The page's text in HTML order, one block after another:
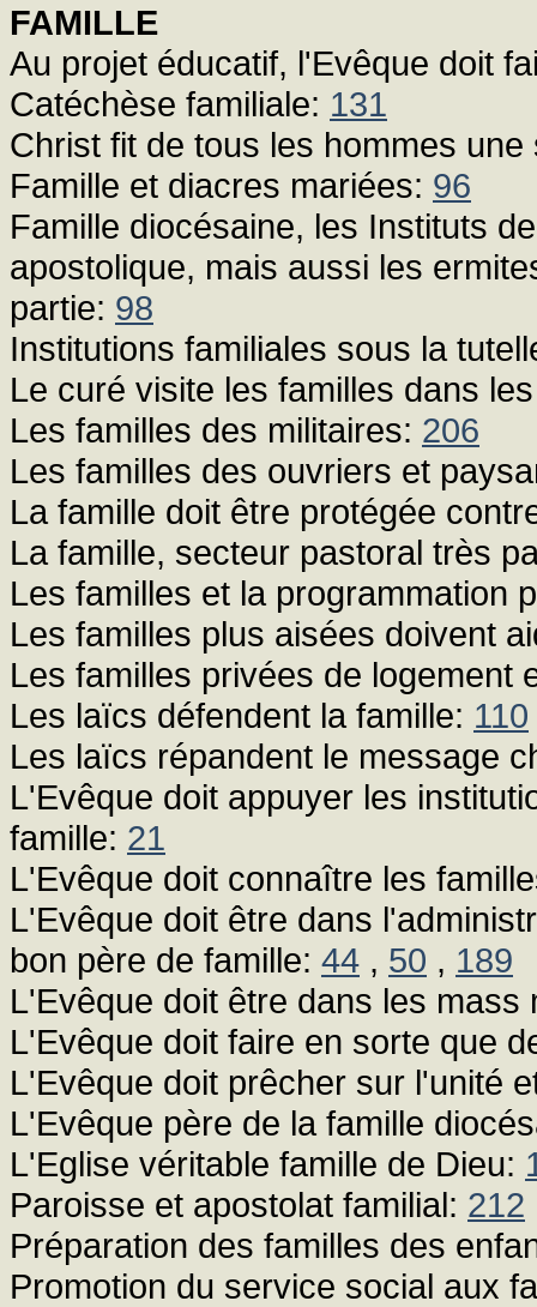
FAMILLE
Au projet éducatif, l'Evêque doit
Catéchèse familiale: 131
Christ fit de tous les hommes
Famille et diacres mariées: 96
Famille diocésaine, les Instituts
apostolique, mais aussi les
partie: 98
Institutions familiales sous la
Le curé visite les familles dans
Les familles des militaires: 206
Les familles des ouvriers et
La famille doit être protégée
La famille, secteur pastoral très
Les familles et la programmation
Les familles plus aisées doivent
Les familles privées de logement
Les laïcs défendent la famille: 110
Les laïcs répandent le message
L'Evêque doit appuyer les
famille: 21
L'Evêque doit connaître les
L'Evêque doit être dans
bon père de famille: 44 , 50 , 189
L'Evêque doit être dans les
L'Evêque doit faire en sorte que
L'Evêque doit prêcher sur l'unité
L'Evêque père de la famille
L'Eglise véritable famille de Dieu:
Paroisse et apostolat familial: 212
Préparation des familles des
Promotion du service social aux